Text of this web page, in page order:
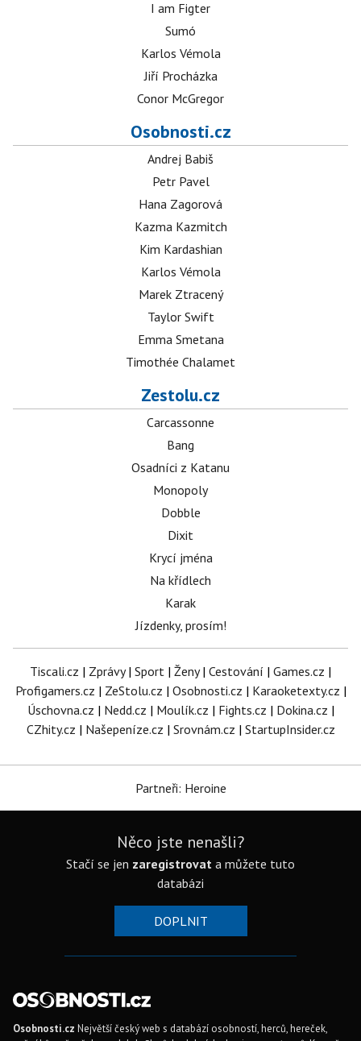
I am Figter
Sumó
Karlos Vémola
Jiří Procházka
Conor McGregor
Osobnosti.cz
Andrej Babiš
Petr Pavel
Hana Zagorová
Kazma Kazmitch
Kim Kardashian
Karlos Vémola
Marek Ztracený
Taylor Swift
Emma Smetana
Timothée Chalamet
Zestolu.cz
Carcassonne
Bang
Osadníci z Katanu
Monopoly
Dobble
Dixit
Krycí jména
Na křídlech
Karak
Jízdenky, prosím!
Tiscali.cz | Zprávy| Sport | Ženy| Cestování | Games.cz |
Profigamers.cz | ZeStolu.cz | Osobnosti.cz | Karaoketexty.cz |
Úschovna.cz | Nedd.cz | Moulík.cz | Fights.cz | Dokina.cz |
CZhity.cz | Našepeníze.cz | Srovnám.cz | StartupInsider.cz
Partneři: Heroine
Něco jste nenašli?
Stačí se jen zaregistrovat a můžete tuto
databázi
DOPLNIT
Osobnosti.cz Největší český web s databází osobností, herců, hereček,